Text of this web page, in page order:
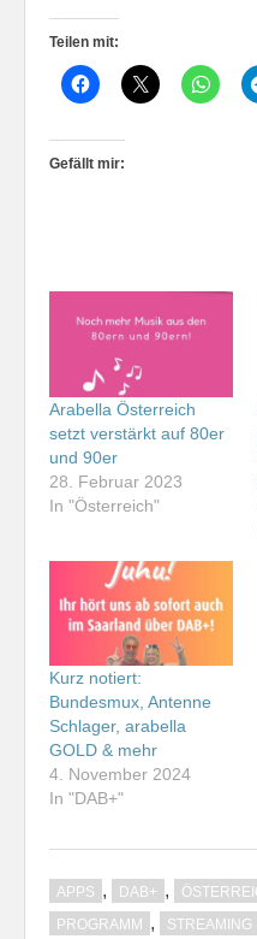
Teilen mit:
Gefällt mir:
Arabella Österreich
setzt verstärkt auf 80er
und 90er
28. Februar 2023
In "Österreich"
Kurz notiert:
Bundesmux, Antenne
Schlager, arabella
GOLD & mehr
4. November 2024
In "DAB+"
APPS , DAB+ ,
PROGRAMM , STREAMING